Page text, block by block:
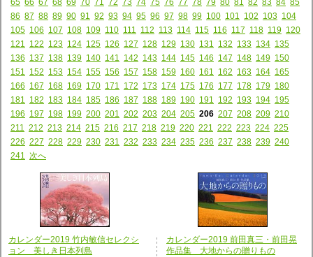
86 87 88 89 90 91 92 93 94 95 96 97 98 99 100 101 102 103 104
105 106 107 108 109 110 111 112 113 114 115 116 117 118 119 120
121
122 123 124 125 126 127 128 129 130 131 132 133 134 135
136 137 138 139 140 141 142 143 144 145 146 147 148 149 150
151
152 153 154 155 156 157 158 159 160 161 162 163 164 165
166 167 168 169 170 171 172 173 174 175 176 177 178 179 180
181
182 183 184 185 186 187 188 189 190 191 192 193 194 195
196 197 198 199 200 201 202 203 204 205 206 207 208 209 210
211
212 213 214 215 216 217 218 219 220 221 222 223 224 225
226 227 228 229 230 231 232 233 234 235 236 237 238 239 240
241
次へ
カレンダー2019 竹内敏信セレクシ
ョン 美しき日本列島
カレンダー2019 前田真三・前田晃
作品集 大地からの贈りもの